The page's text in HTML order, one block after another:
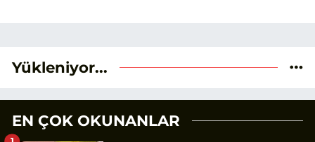
Yükleniyor...
EN ÇOK OKUNANLAR